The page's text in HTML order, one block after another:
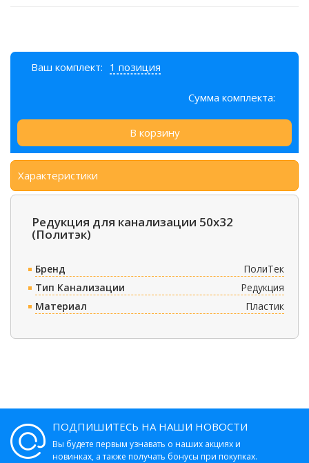
Ваш комплект: 1 позиция
Сумма комплекта:
В корзину
Характеристики
Редукция для канализации 50х32
(Политэк)
Бренд
ПолиТек
Тип Канализации
Редукция
Материал
Пластик
ПОДПИШИТЕСЬ НА НАШИ НОВОСТИ
Вы будете первым узнавать о наших акциях и
новинках, а также получать бонусы при покупках.